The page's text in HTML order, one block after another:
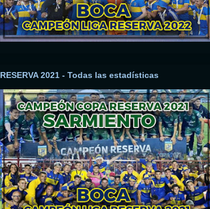
RESERVA 2021 - Todas las estadísticas